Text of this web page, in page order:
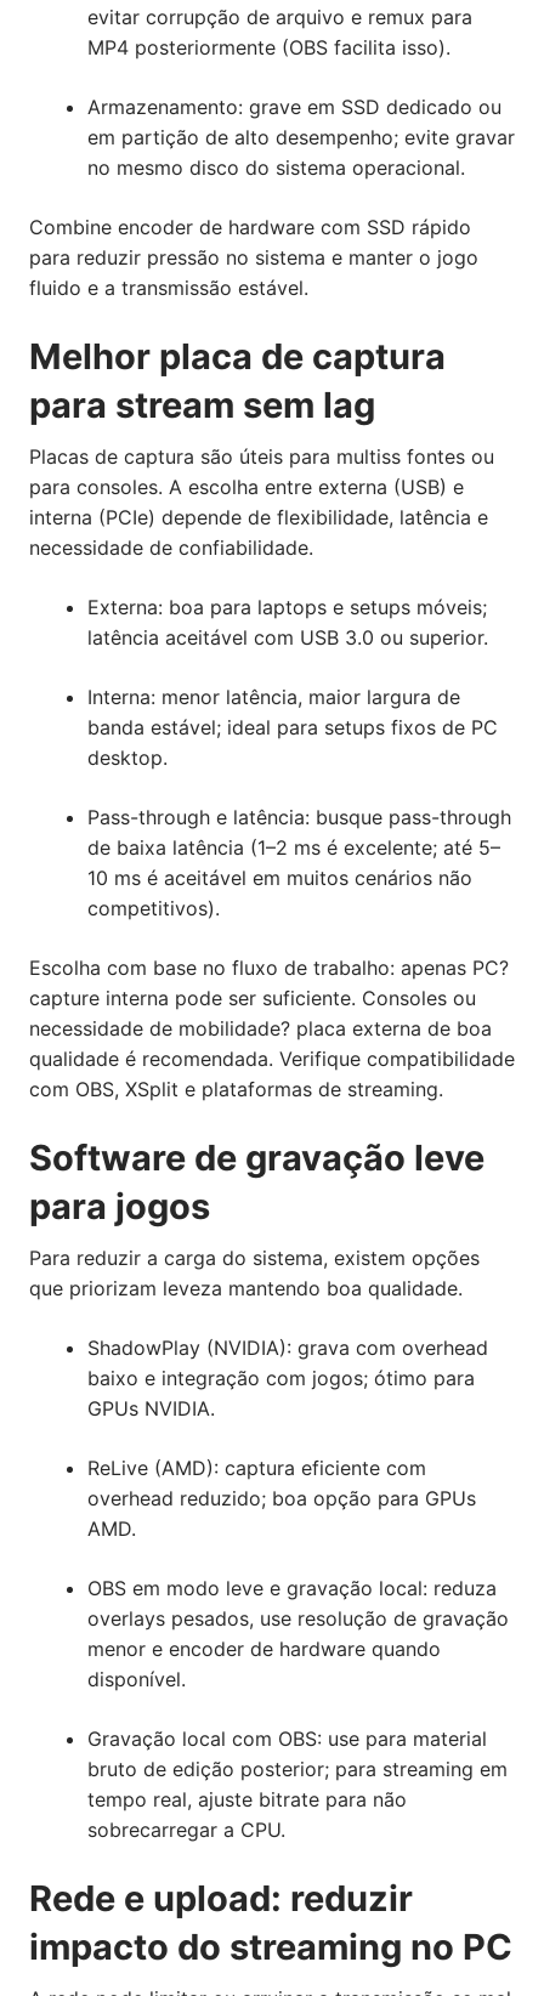
evitar corrupção de arquivo e remux para
MP4 posteriormente (OBS facilita isso).
Armazenamento: grave em SSD dedicado ou
em partição de alto desempenho; evite gravar
no mesmo disco do sistema operacional.
Combine encoder de hardware com SSD rápido
para reduzir pressão no sistema e manter o jogo
fluido e a transmissão estável.
Melhor placa de captura
para stream sem lag
Placas de captura são úteis para multiss fontes ou
para consoles. A escolha entre externa (USB) e
interna (PCIe) depende de flexibilidade, latência e
necessidade de confiabilidade.
Externa: boa para laptops e setups móveis;
latência aceitável com USB 3.0 ou superior.
Interna: menor latência, maior largura de
banda estável; ideal para setups fixos de PC
desktop.
Pass-through e latência: busque pass-through
de baixa latência (1–2 ms é excelente; até 5–
10 ms é aceitável em muitos cenários não
competitivos).
Escolha com base no fluxo de trabalho: apenas PC?
capture interna pode ser suficiente. Consoles ou
necessidade de mobilidade? placa externa de boa
qualidade é recomendada. Verifique compatibilidade
com OBS, XSplit e plataformas de streaming.
Software de gravação leve
para jogos
Para reduzir a carga do sistema, existem opções
que priorizam leveza mantendo boa qualidade.
ShadowPlay (NVIDIA): grava com overhead
baixo e integração com jogos; ótimo para
GPUs NVIDIA.
ReLive (AMD): captura eficiente com
overhead reduzido; boa opção para GPUs
AMD.
OBS em modo leve e gravação local: reduza
overlays pesados, use resolução de gravação
menor e encoder de hardware quando
disponível.
Gravação local com OBS: use para material
bruto de edição posterior; para streaming em
tempo real, ajuste bitrate para não
sobrecarregar a CPU.
Rede e upload: reduzir
impacto do streaming no PC